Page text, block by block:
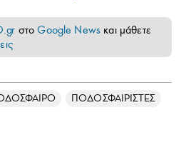
στοGoogle News και μάθετε
ΠΟΔΟΣΦΑΙΡΙΣΤΕΣ